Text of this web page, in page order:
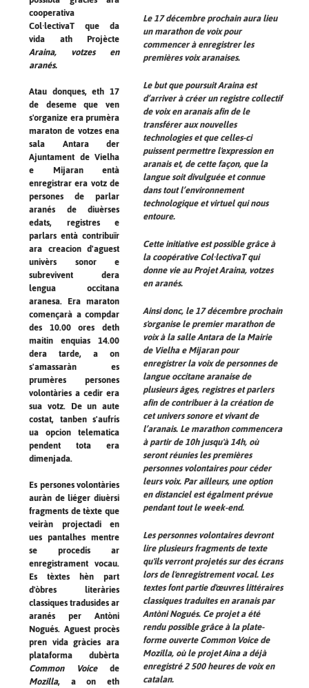
cooperativa
Col·lectivaT que da
vida ath Projècte
Araina, votzes en
aranés.
Atau donques, eth 17
de deseme que ven
s'organize era prumèra
maraton de votzes ena
sala Antara der
Ajuntament de Vielha
e Mijaran entà
enregistrar era votz de
persones de parlar
aranés de diuèrses
edats, registres e
parlars entà contribuïr
ara creacion d'aguest
univèrs sonor e
subrevivent dera
lengua occitana
aranesa. Era maraton
començarà a compdar
des 10.00 ores deth
maitin enquias 14.00
dera tarde, a on
s'amassaràn es
prumères persones
volontàries a cedir era
sua votz. De un aute
costat, tanben s'aufrís
ua opcion telematica
pendent tota era
dimenjada.
Es persones volontàries
auràn de liéger diuèrsi
fragments de tèxte que
veiràn projectadi en
ues pantalhes mentre
se procedís ar
enregistrament vocau.
Es tèxtes hèn part
d'òbres literàries
classiques tradusides ar
aranés per Antòni
Nogués. Aguest procès
pren vida gràcies ara
plataforma dubèrta
Common Voicede
Mozilla, a on eth
Le 17 décembre prochain aura lieu
un marathon de voix pour
commencer à enregistrer les
premières voix aranaises.
Le but que poursuitArainaest
d’arriver à créer un registre collectif
de voix en aranais afin de le
transférer aux nouvelles
technologies et que celles-ci
puissent permettre l'expression en
aranais et, de cette façon, que la
langue soit divulguée et connue
dans tout l’environnement
technologique et virtuel qui nous
entoure.
Cette initiative est possible grâce à
la coopérative Col·lectivaT qui
donne vie au Projet Araina, votzes
en aranés.
Ainsi donc, le 17 décembre prochain
s'organise le premier marathon de
voix à la salle Antara de la Mairie
de Vielha e Mijaran pour
enregistrer la voix de personnes de
langue occitane aranaise de
plusieurs âges, registres et parlers
afin de contribuer à la création de
cet univers sonore et vivant de
l’aranais. Le marathon commencera
à partir de 10h jusqu'à 14h, où
seront réunies les premières
personnes volontaires pour céder
leurs voix. Par ailleurs, une option
en distanciel est égalment prévue
pendant tout le week-end.
Les personnes volontaires devront
lire plusieurs fragments de texte
qu'ils verront projetés sur des écrans
lors de l'enregistrement vocal. Les
textes font partie d'œuvres littéraires
classiques traduites en aranais par
Antòni Nogués. Ce projet a été
rendu possible grâce à la plate-
forme ouverte Common Voicede
Mozilla, où le projetAinaa déjà
enregistré 2 500 heures de voix en
catalan.